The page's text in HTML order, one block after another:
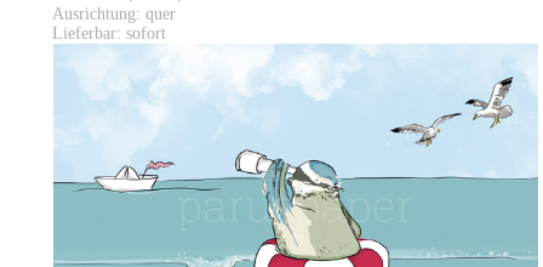
Ausrichtung: quer
Lieferbar: sofort